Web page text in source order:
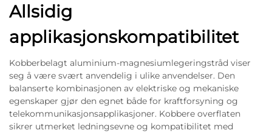
Allsidig
applikasjonskompatibilitet
Kobberbelagt aluminium-magnesiumlegeringstråd viser
seg å være svært anvendelig i ulike anvendelser. Den
balanserte kombinasjonen av elektriske og mekaniske
egenskaper gjør den egnet både for kraftforsyning og
telekommunikasjonsapplikasjoner. Kobbere overflaten
sikrer utmerket ledningsevne og kompatibilitet med